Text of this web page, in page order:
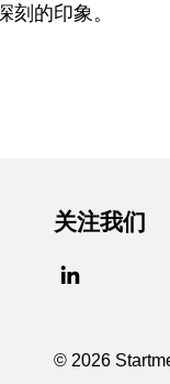
的印象。
关注我们
© 2026